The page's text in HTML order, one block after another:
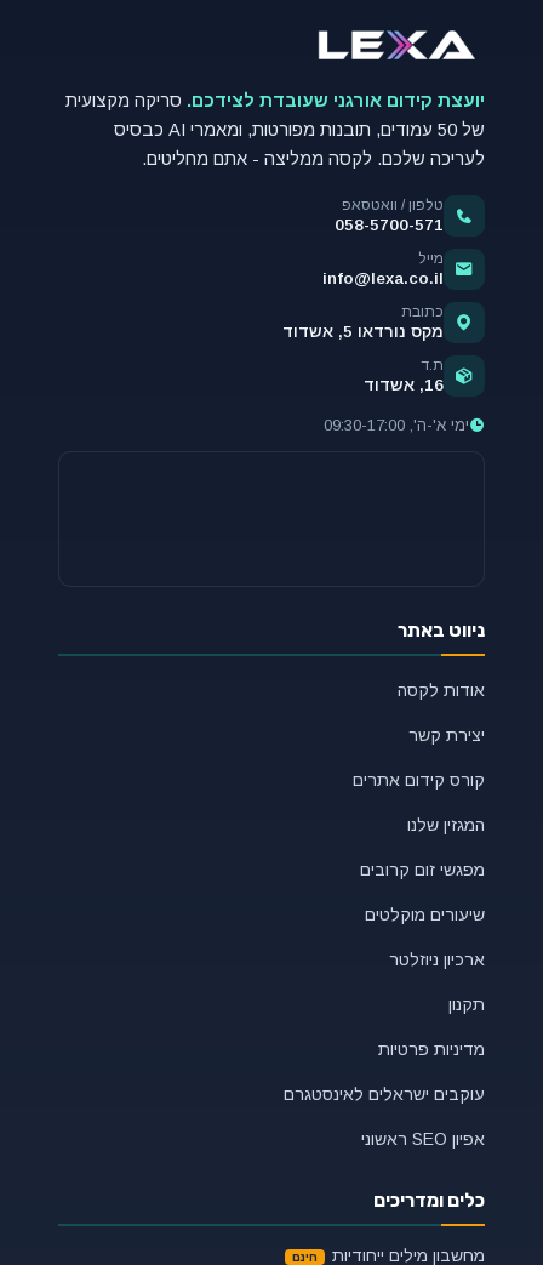
יועצת קידום אורגני שעובדת לצידכם. סריקה מקצועית
של 50 עמודים, תובנות מפורטות, ומאמרי AI כבסיס
לעריכה שלכם. לקסה ממליצה - אתם מחליטים.
טלפון / וואטסאפ
058-5700-571
מייל
info@lexa.co.il
כתובת
מקס נורדאו 5, אשדוד
ת.ד
16, אשדוד
ימי א'-ה', 09:30-17:00
ניווט באתר
אודות לקסה
יצירת קשר
קורס קידום אתרים
המגזין שלנו
מפגשי זום קרובים
שיעורים מוקלטים
ארכיון ניוזלטר
תקנון
מדיניות פרטיות
עוקבים ישראלים לאינסטגרם
אפיון SEO ראשוני
כלים ומדריכים
מחשבון מילים ייחודיות